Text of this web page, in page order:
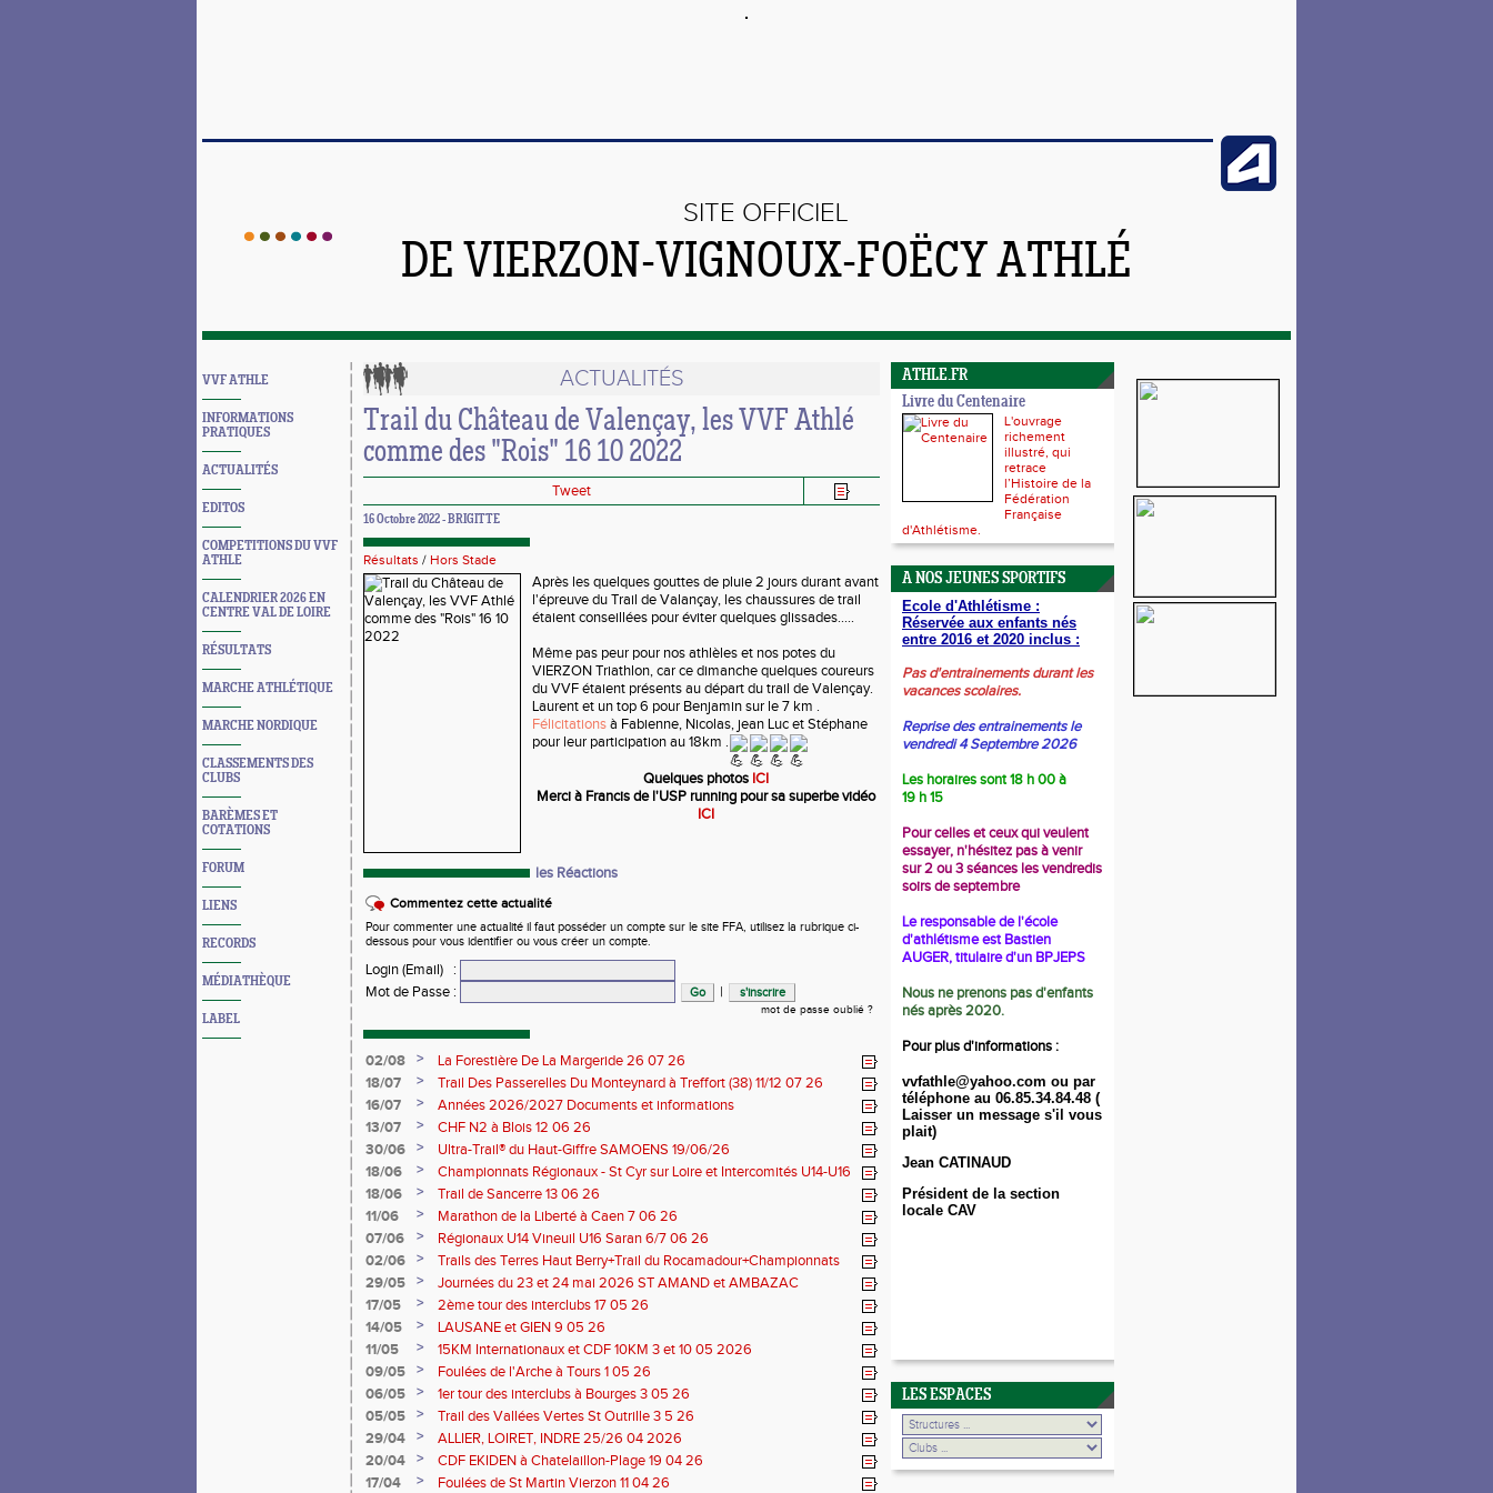
SITE OFFICIEL
DE VIERZON-VIGNOUX-FOËCY ATHLÉ
VVF ATHLE
INFORMATIONS
PRATIQUES
ACTUALITÉS
EDITOS
COMPETITIONS DU VVF
ATHLE
CALENDRIER 2026 EN
CENTRE VAL DE LOIRE
RÉSULTATS
MARCHE ATHLÉTIQUE
MARCHE NORDIQUE
CLASSEMENTS DES
CLUBS
BARÈMES ET
COTATIONS
FORUM
LIENS
RECORDS
MÉDIATHÈQUE
LABEL
ACTUALITÉS
Trail du Château de Valençay, les VVF Athlé
comme des "Rois" 16 10 2022
Tweet
16 Octobre 2022 - BRIGITTE
Résultats / Hors Stade
Après les quelques gouttes de pluie 2 jours durant avant
l'épreuve du Trail de Valançay, les chaussures de trail
étaient conseillées pour éviter quelques glissades.....
Même pas peur pour nos athlèles et nos potes du
VIERZON Triathlon, car ce dimanche quelques coureurs
du VVF étaient présents au départ du trail de Valençay.
Laurent et un top 6 pour Benjamin sur le 7 km .
Félicitationsà Fabienne, Nicolas, jean Luc et Stéphane
pour leur participation au 18km .
Quelques photos ICI
Merci à Francis de l'USP running pour sa superbe vidéo
ICI
les Réactions
Commentez cette actualité
Pour commenter une actualité il faut posséder un compte sur le site FFA, utilisez la rubrique ci-
dessous pour vous identifier ou vous créer un compte.
Login (Email)
:
Mot de Passe : |
mot de passe oublié ?
02/08 >
La Forestière De La Margeride 26 07 26
18/07
>
Trail Des Passerelles Du Monteynard à Treffort (38) 11/12 07 26
16/07
>
Années 2026/2027 Documents et informations
13/07
>
CHF N2 à Blois 12 06 26
30/06
>
Ultra-Trail® du Haut-Giffre SAMOENS 19/06/26
18/06
>
Championnats Régionaux - St Cyr sur Loire et Intercomités U14-U16
Saran 13/14 06 26
18/06 >
Trail de Sancerre 13 06 26
11/06
>
Marathon de la Liberté à Caen 7 06 26
07/06
>
Régionaux U14 Vineuil U16 Saran 6/7 06 26
02/06
>
Trails des Terres Haut Berry+Trail du Rocamadour+Championnats
du Berry 30/31 05 2026
29/05 >
Journées du 23 et 24 mai 2026 ST AMAND et AMBAZAC
17/05
>
2ème tour des interclubs 17 05 26
14/05
>
LAUSANE et GIEN 9 05 26
11/05
>
15KM Internationaux et CDF 10KM 3 et 10 05 2026
09/05
>
Foulées de l'Arche à Tours 1 05 26
06/05
>
1er tour des interclubs à Bourges 3 05 26
05/05
>
Trail des Vallées Vertes St Outrille 3 5 26
29/04
>
ALLIER, LOIRET, INDRE 25/26 04 2026
20/04
>
CDF EKIDEN à Chatelaillon-Plage 19 04 26
17/04
> Foulées de St Martin Vierzon 11 04 26
ATHLE.FR
Livre du Centenaire
L'ouvrage
richement
illustré, qui
retrace
l’Histoire de la
Fédération
Française
d'Athlétisme.
A NOS JEUNES SPORTIFS
Ecole d'Athlétisme :
Réservée aux enfants nés
entre 2016 et 2020 inclus :
Pas d'entrainements durant les
vacances scolaires.
Reprise des entrainements le
vendredi 4 Septembre 2026
Les horaires sont 18 h 00 à
19 h 15
Pour celles et ceux qui veulent
essayer, n'hésitez pas à venir
sur 2 ou 3 séances les vendredis
soirs de septembre
Le responsable de l'école
d'athlétisme est Bastien
AUGER, titulaire d'un BPJEPS
Nous ne prenons pas d'enfants
nés après 2020.
Pour plus d'informations :
vvfathle@yahoo.com ou par
téléphone au 06.85.34.84.48 (
Laisser un message s'il vous
plait)
Jean CATINAUD
Président de la section
locale CAV
LES ESPACES